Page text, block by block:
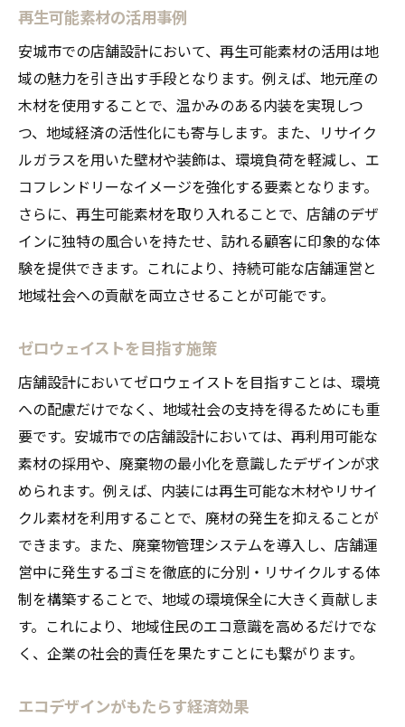
再生可能素材の活用事例
安城市での店舗設計において、再生可能素材の活用は地
域の魅力を引き出す手段となります。例えば、地元産の
木材を使用することで、温かみのある内装を実現しつ
つ、地域経済の活性化にも寄与します。また、リサイク
ルガラスを用いた壁材や装飾は、環境負荷を軽減し、エ
コフレンドリーなイメージを強化する要素となります。
さらに、再生可能素材を取り入れることで、店舗のデザ
インに独特の風合いを持たせ、訪れる顧客に印象的な体
験を提供できます。これにより、持続可能な店舗運営と
地域社会への貢献を両立させることが可能です。
ゼロウェイストを目指す施策
店舗設計においてゼロウェイストを目指すことは、環境
への配慮だけでなく、地域社会の支持を得るためにも重
要です。安城市での店舗設計においては、再利用可能な
素材の採用や、廃棄物の最小化を意識したデザインが求
められます。例えば、内装には再生可能な木材やリサイ
クル素材を利用することで、廃材の発生を抑えることが
できます。また、廃棄物管理システムを導入し、店舗運
営中に発生するゴミを徹底的に分別・リサイクルする体
制を構築することで、地域の環境保全に大きく貢献しま
す。これにより、地域住民のエコ意識を高めるだけでな
く、企業の社会的責任を果たすことにも繋がります。
エコデザインがもたらす経済効果